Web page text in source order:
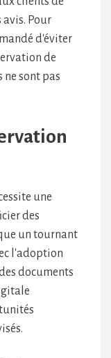
avis. Pour
d'éviter
de
ne sont pas
une
des
un tournant
l'adoption
documents